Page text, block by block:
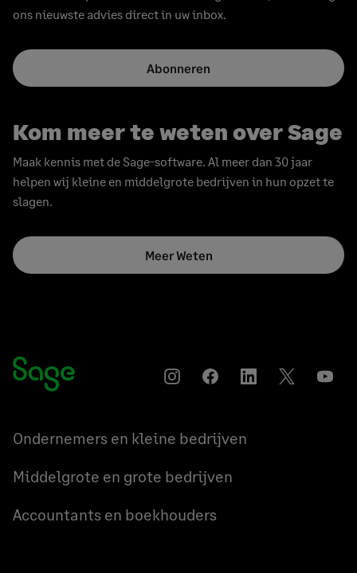
ons nieuwste advies direct in uw inbox.
Abonneren
Kom meer te weten over Sage
Maak kennis met de Sage-software. Al meer dan 30 jaar
helpen wij kleine en middelgrote bedrijven in hun opzet te
slagen.
Meer Weten
InstagramFacebookLinkedInTwitter
Ondernemers en kleine bedrijven
Middelgrote en grote bedrijven
Accountants en boekhouders